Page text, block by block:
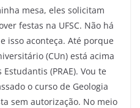
mesa, eles solicitam
festas na UFSC. Não há
isso aconteça. Até porque
(CUn) está acima
(PRAE). Vou te
o curso de Geologia
sem autorização. No meio